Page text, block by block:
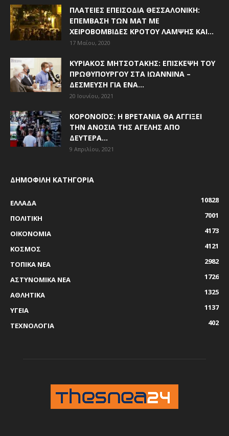
ΠΛΑΤΕΊΕΣ ΕΠΕΙΣΌΔΙΑ ΘΕΣΣΑΛΟΝΊΚΗ:
ΕΠΈΜΒΑΣΗ ΤΩΝ ΜΑΤ ΜΕ
ΧΕΙΡΟΒΟΜΒΊΔΕΣ ΚΡΌΤΟΥ ΛΆΜΨΗΣ ΚΑΙ...
17 Μαΐου, 2020
ΚΥΡΙΆΚΟΣ ΜΗΤΣΟΤΆΚΗΣ: ΕΠΊΣΚΕΨΗ ΤΟΥ
ΠΡΩΘΥΠΟΥΡΓΟΎ ΣΤΑ ΙΩΆΝΝΙΝΑ –
ΔΈΣΜΕΥΣΗ ΓΙΑ ΈΝΑ...
20 Ιουνίου, 2021
ΚΟΡΟΝΟΪΌΣ: Η ΒΡΕΤΑΝΊΑ ΘΑ ΑΓΓΊΞΕΙ
ΤΗΝ ΑΝΟΣΊΑ ΤΗΣ ΑΓΈΛΗΣ ΑΠΌ
ΔΕΥΤΈΡΑ...
9 Απριλίου, 2021
ΔΗΜΟΦΙΛΗ ΚΑΤΗΓΟΡΙΑ
ΕΛΛΑΔΑ
10828
ΠΟΛΙΤΙΚΗ
7001
ΟΙΚΟΝΟΜΙΑ
4173
ΚΟΣΜΟΣ
4121
ΤΟΠΙΚΑ ΝΕΑ
2982
ΑΣΤΥΝΟΜΙΚΑ ΝΕΑ
1726
ΑΘΛΗΤΙΚΑ
1325
ΥΓΕΙΑ
1137
ΤΕΧΝΟΛΟΓΙΑ
402